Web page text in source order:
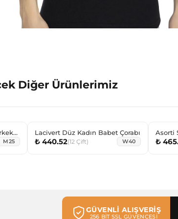
Diğer Ürünlerimiz
M25
Lacivert Düz Kadın Babet Çorabı
₺ 440.52(12 Çift) W40 ₺
GÜVENLİ ALIŞVERİŞ
256 BİT SSL GÜVENCESİ